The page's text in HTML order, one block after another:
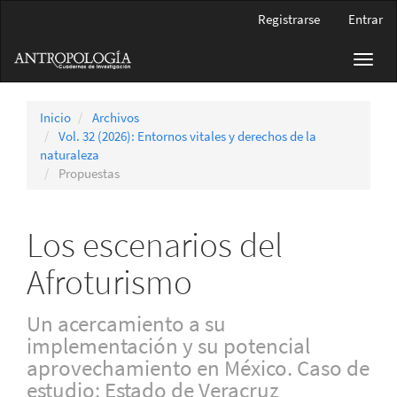
principal
Barra
Registrarse Entrar
Inicio
Archivos
Vol. 32 (2026): Entornos vitales y derechos de la
naturaleza
Propuestas
Los escenarios del
Afroturismo
Un acercamiento a su
implementación y su potencial
aprovechamiento en México. Caso de
estudio: Estado de Veracruz